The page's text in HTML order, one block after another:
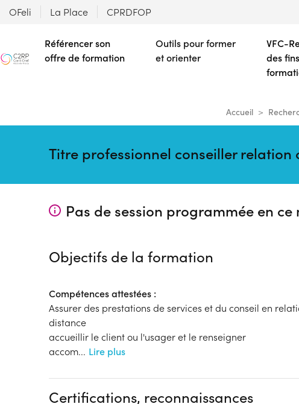
OFeli La Place CPRDFOP
Référencer son
offre de formation
Outils pour former
et orienter
VFC-
des
Accueil
Titre professionnel conseiller relation
Pas de session programmée en ce
Objectifs de la formation
Compétences attestées :
Assurer des prestations de services et du conseil en
distance
accueillir le client ou l'usager et le renseigner
accom... Lire plus
Certifications, reconnaissances